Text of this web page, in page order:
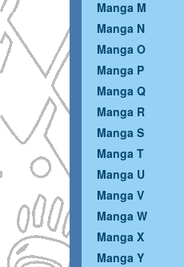
Manga M
Manga N
Manga O
Manga P
Manga Q
Manga R
Manga S
Manga T
Manga U
Manga V
Manga W
Manga X
Manga Y